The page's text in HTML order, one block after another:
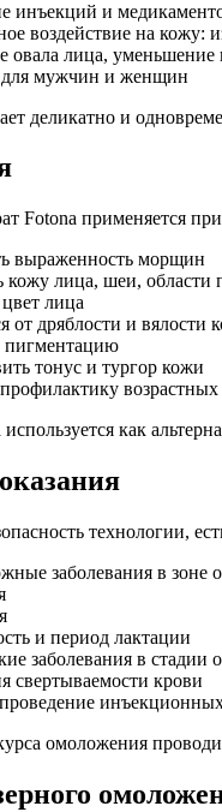
инъекций и
воздействие на кожу:
овала лица, уменьшение
мужчин и женщин
деликатно и
Fotona применяется
выраженность морщин
кожу лица, шеи, области
лица
от дряблости и вялости
пигментацию
тонус и тургор кожи
как
технологии,
заболевания в зоне
и период лактации
заболевания в стадии
свертываемости крови
омоложения